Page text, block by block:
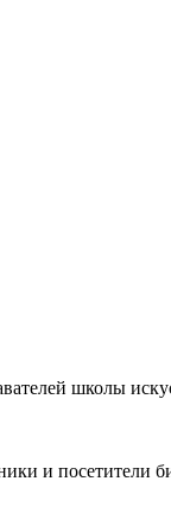
школы
и посетители